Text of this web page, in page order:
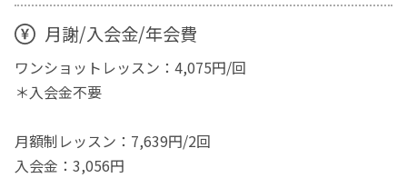
月謝/入会金/年会費
ワンショットレッスン：4,075円/回
＊入会金不要
月額制レッスン：7,639円/2回
入会金：3,056円